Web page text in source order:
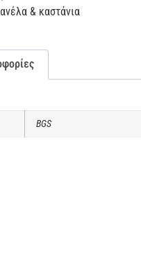
& καστάνια
BGS